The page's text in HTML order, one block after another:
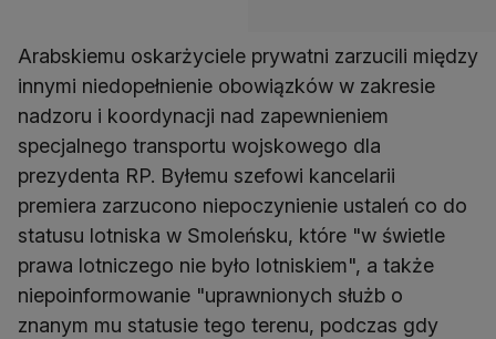
Arabskiemu oskarżyciele prywatni zarzucili między
innymi niedopełnienie obowiązków w zakresie
nadzoru i koordynacji nad zapewnieniem
specjalnego transportu wojskowego dla
prezydenta RP. Byłemu szefowi kancelarii
premiera zarzucono niepoczynienie ustaleń co do
statusu lotniska w Smoleńsku, które "w świetle
prawa lotniczego nie było lotniskiem", a także
niepoinformowanie "uprawnionych służb o
znanym mu statusie tego terenu, podczas gdy